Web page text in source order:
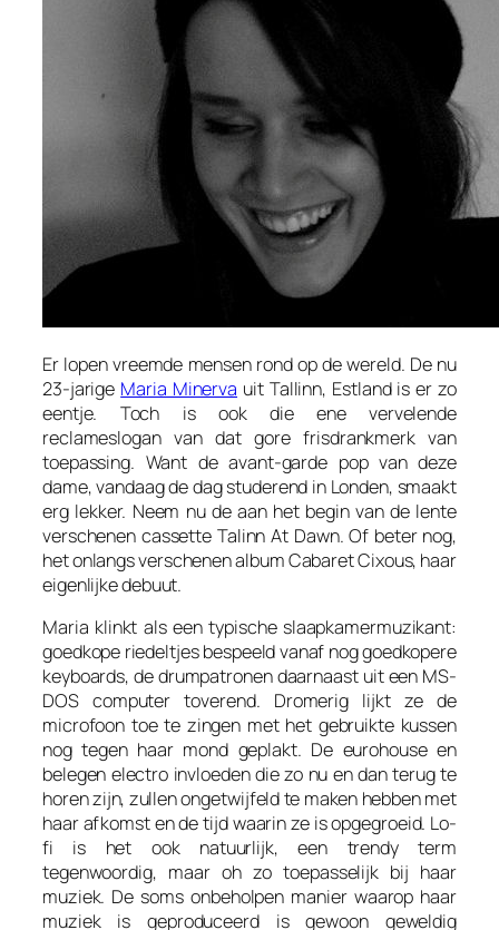
Er lopen vreemde mensen rond op de wereld. De nu
23-jarige Maria Minerva uit Tallinn, Estland is er zo
eentje. Toch is ook die ene vervelende
reclameslogan van dat gore frisdrankmerk van
toepassing. Want de avant-garde pop van deze
dame, vandaag de dag studerend in Londen, smaakt
erg lekker. Neem nu de aan het begin van de lente
verschenen cassette Talinn At Dawn. Of beter nog,
het onlangs verschenen albumCabaret Cixous, haar
eigenlijke debuut.
Maria klinkt als een typische slaapkamermuzikant:
goedkope riedeltjes bespeeld vanaf nog goedkopere
keyboards, de drumpatronen daarnaast uit een MS-
DOS computer toverend. Dromerig lijkt ze de
microfoon toe te zingen met het gebruikte kussen
nog tegen haar mond geplakt. De eurohouse en
belegen electro invloeden die zo nu en dan terug te
horen zijn, zullen ongetwijfeld te maken hebben met
haar afkomst en de tijd waarin ze is opgegroeid. Lo-
fi is het ook natuurlijk, een trendy term
tegenwoordig, maar oh zo toepasselijk bij haar
muziek. De soms onbeholpen manier waarop haar
muziek is geproduceerd is gewoon geweldig